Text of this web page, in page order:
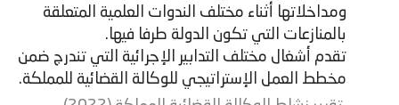
ومداخلاتها أثناء مختلف الندوات العلمية المتعلقة
بالمنازعات التي تكون الدولة طرفا فيها.
تقدم أشغال مختلف التدابير الإجرائية التي تندرج ضمن
مخطط العمل الإستراتيجي للوكالة القضائية للمملكة.